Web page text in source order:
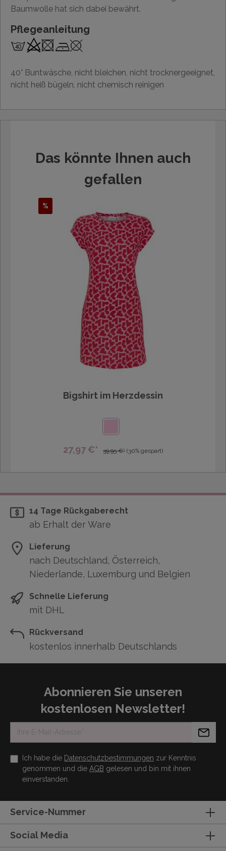
Baumwolle hat sich dabei bewährt.
Pflegeanleitung
40° Buntwäsche, nicht bleichen, nicht trocknergeeignet,
nicht heiß bügeln, nicht chemisch reinigen
Das könnte Ihnen auch
gefallen
%
Bigshirt im Herzdessin
27,97 €* 39,95 €* (30% gespart)
14 Tage Rückgaberecht
ab Erhalt der Ware
Lieferung
nach Deutschland, Österreich,
Niederlande, Luxemburg und Belgien
Schnelle Lieferung
mit DHL
Rückversand
kostenlos innerhalb Deutschlands
Abonnieren Sie unseren
kostenlosen Newsletter!
Ich habe die Datenschutzbestimmungen zur Kenntnis
genommen und die AGB gelesen und bin mit ihnen
einverstanden.
Service-Nummer
Social Media